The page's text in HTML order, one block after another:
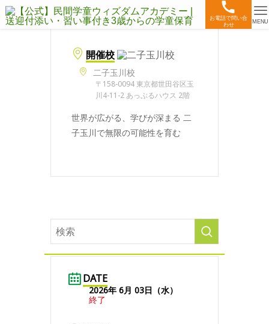
お電話で問い合
わせ
MENU
開催校
二子玉川校
〒158-0094 東京都世田谷区玉
川4-11-2 あっぷるハウス 2階
世界が広がる、学びが深まる 二
子玉川で無限の可能性を育む
DATE
2026年 6月 03日（水）
終了